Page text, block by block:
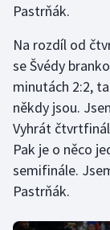
Pastrňák.
Na rozdíl od
se Švédy
minutách 2:2,
někdy jsou.
Vyhrát
Pak je o něco
semifinále.
Pastrňák.